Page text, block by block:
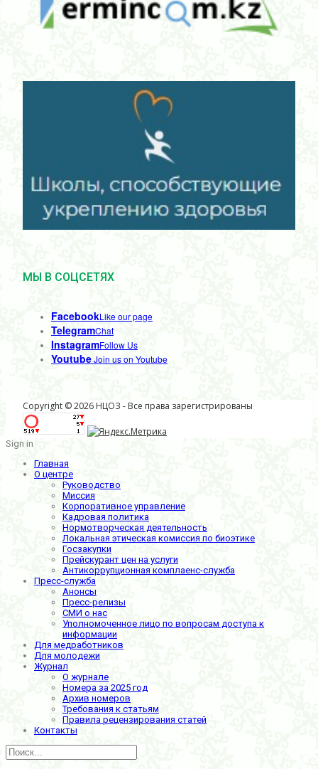
МЫ В СОЦСЕТЯХ
FacebookLike our page
TelegramChat
InstagramFollow Us
YoutubeJoin us on Youtube
Copyright © 2026 НЦОЗ - Все права зарегистрированы
Sign in
Главная
О центре
Руководство
Миссия
Корпоративное управление
Кадровая политика
Нормотворческая деятельность
Локальная этическая комиссия по биоэтике
Госзакупки
Прейскурант цен на услуги
Антикоррупционная комплаенс-служба
Пресс-служба
Анонсы
Пресс-релизы
СМИ о нас
Уполномоченное лицо по вопросам доступа к
информации
Для медработников
Для молодежи
Журнал
О журнале
Номера за 2025 год
Архив номеров
Требования к статьям
Правила рецензирования статей
Контакты